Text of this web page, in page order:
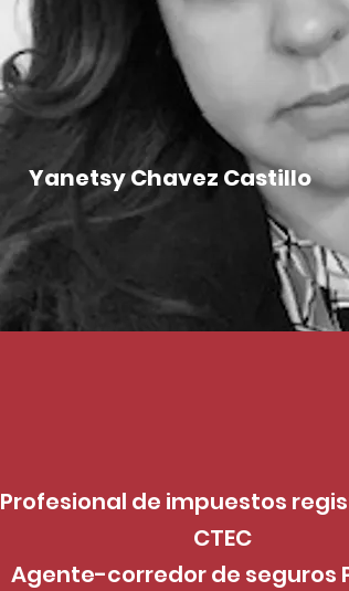
Yanetsy Chavez Castillo
Profesional de impuestos
CTEC
Agente-corredor de seguros